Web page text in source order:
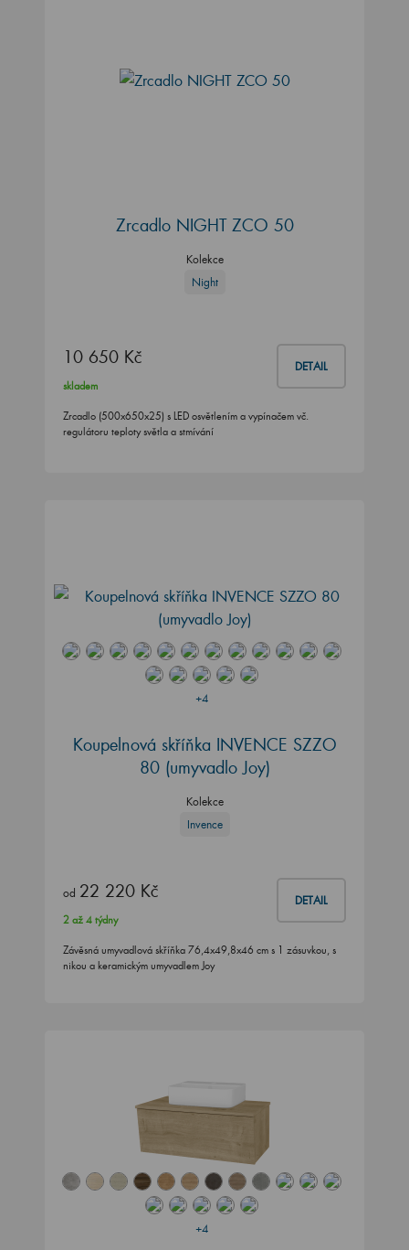
Zrcadlo NIGHT ZCO 50
Kolekce
Night
10 650 Kč DETAIL
skladem
Zrcadlo (500x650x25) s LED osvětlením a vypínačem vč.
regulátoru teploty světla a stmívání
+4
Koupelnová skříňka INVENCE SZZO
80 (umyvadlo Joy)
Kolekce
Invence
od 22 220 Kč DETAIL
2 až 4 týdny
Závěsná umyvadlová skříňka 76,4x49,8x46 cm s 1 zásuvkou, s
nikou a keramickým umyvadlem Joy
+4